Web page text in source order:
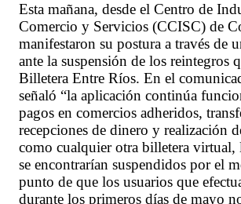
Esta mañana, desde el Centro de
Comercio y Servicios (CCISC) de
manifestaron su postura a través de
ante la suspensión de los reintegros
Billetera Entre Ríos. En el
señaló “la aplicación continúa
pagos en comercios adheridos,
recepciones de dinero y realización
como cualquier otra billetera virtual,
se encontrarían suspendidos por el
punto de que los usuarios que
durante los primeros días de mayo